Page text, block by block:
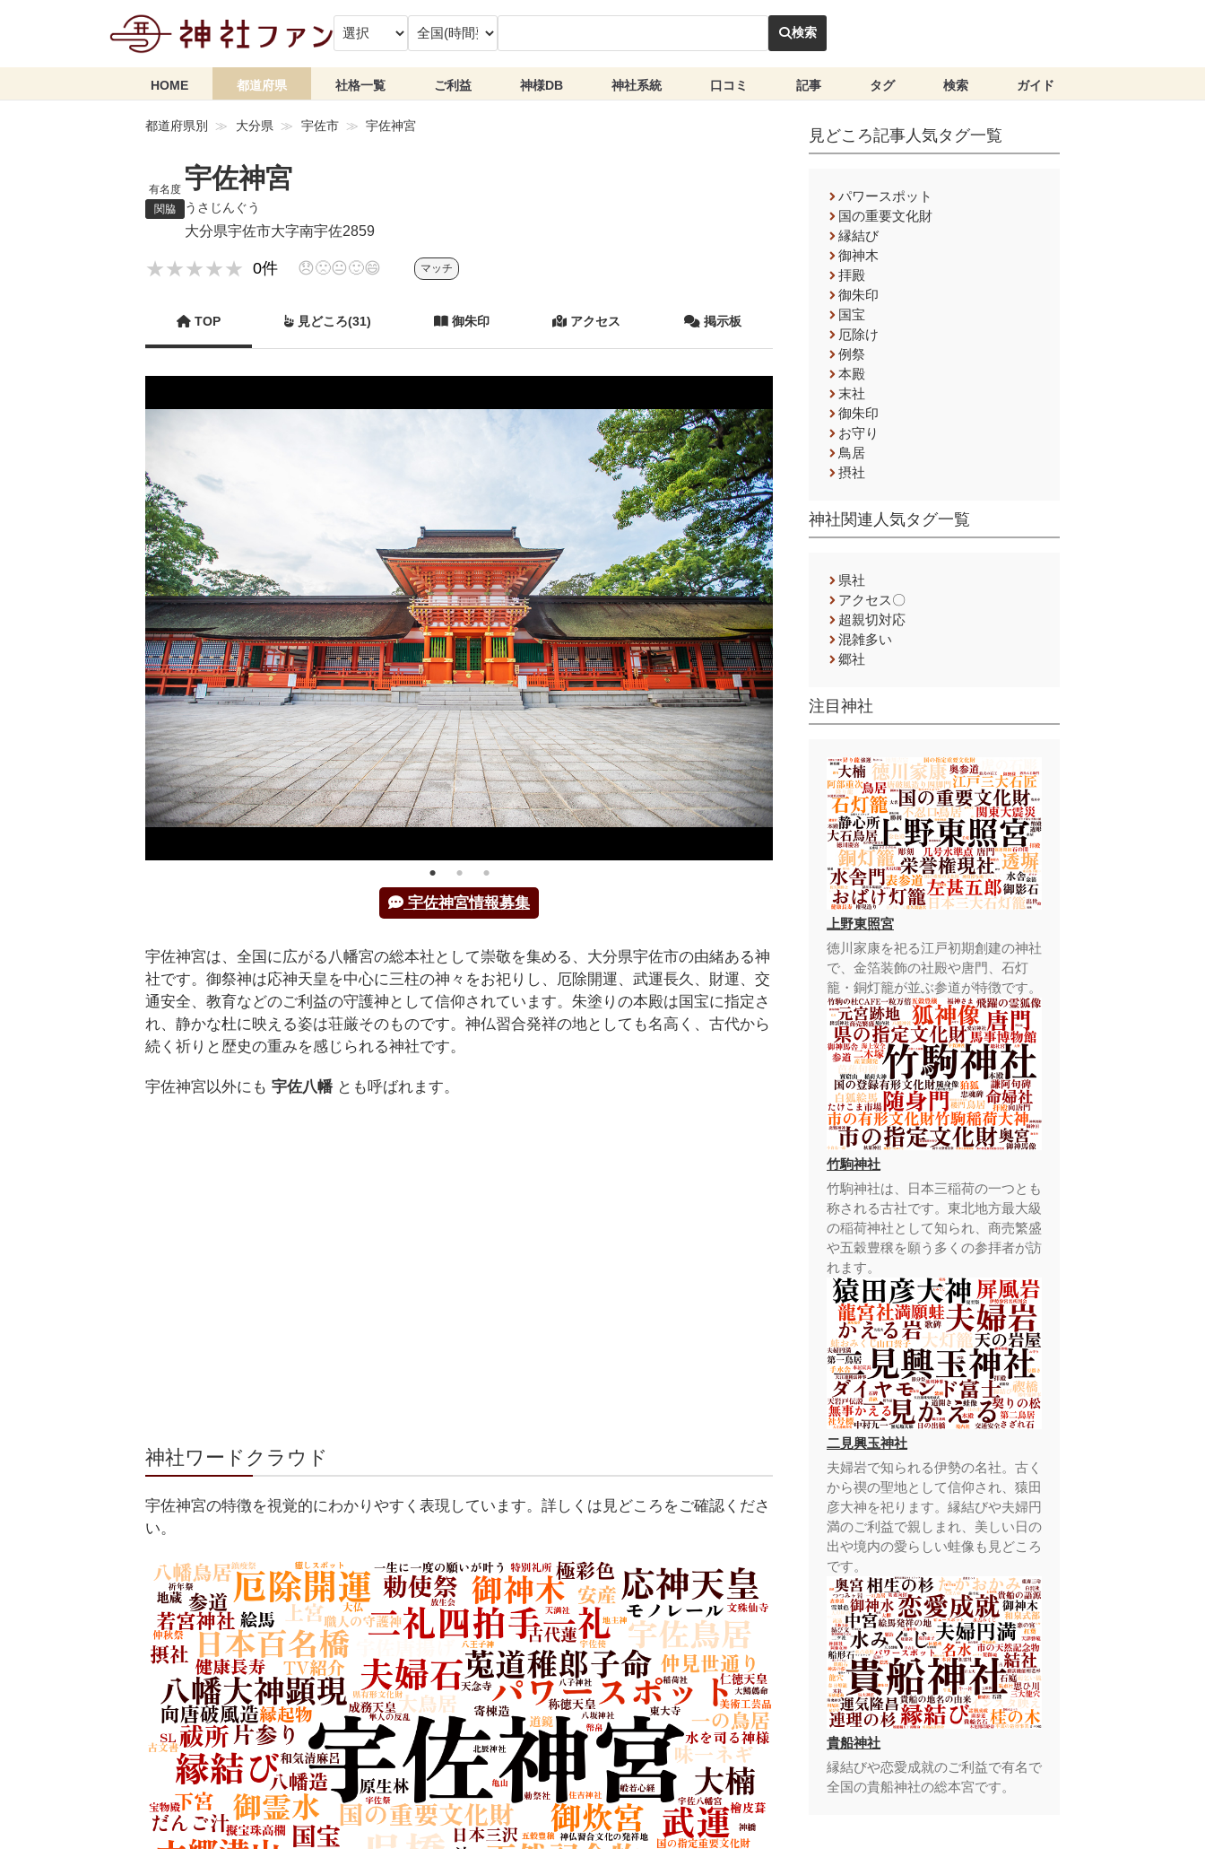
検索
HOME 都道府県 社格一覧 ご利益 神様DB 神社系統 口コミ 記事 タグ 検索 ガイド
都道府県別 大分県 宇佐市 宇佐神宮
有名度
関脇
宇佐神宮
うさじんぐう
大分県宇佐市大字南宇佐2859
★★★★★
★★★★★ 0件 😞🙁😐🙂😄 マッチ
TOP 見どころ(31) 御朱印 アクセス 掲示板
宇佐神宮情報募集
宇佐神宮は、全国に広がる八幡宮の総本社として崇敬を集める、大分県宇佐市の由緒ある神
社です。御祭神は応神天皇を中心に三柱の神々をお祀りし、厄除開運、武運長久、財運、交
通安全、教育などのご利益の守護神として信仰されています。朱塗りの本殿は国宝に指定さ
れ、静かな杜に映える姿は荘厳そのものです。神仏習合発祥の地としても名高く、古代から
続く祈りと歴史の重みを感じられる神社です。
宇佐神宮以外にも 宇佐八幡とも呼ばれます。
神社ワードクラウド
宇佐神宮の特徴を視覚的にわかりやすく表現しています。詳しくは見どころをご確認くださ
い。
見どころ記事人気タグ一覧
パワースポット
国の重要文化財
縁結び
御神木
拝殿
御朱印
国宝
厄除け
例祭
本殿
末社
御朱印
お守り
鳥居
摂社
神社関連人気タグ一覧
県社
アクセス〇
超親切対応
混雑多い
郷社
注目神社
上野東照宮
徳川家康を祀る江戸初期創建の神社
で、金箔装飾の社殿や唐門、石灯
籠・銅灯籠が並ぶ参道が特徴です。
竹駒神社
竹駒神社は、日本三稲荷の一つとも
称される古社です。東北地方最大級
の稲荷神社として知られ、商売繁盛
や五穀豊穣を願う多くの参拝者が訪
れます。
二見興玉神社
夫婦岩で知られる伊勢の名社。古く
から禊の聖地として信仰され、猿田
彦大神を祀ります。縁結びや夫婦円
満のご利益で親しまれ、美しい日の
出や境内の愛らしい蛙像も見どころ
です。
貴船神社
縁結びや恋愛成就のご利益で有名で
全国の貴船神社の総本宮です。